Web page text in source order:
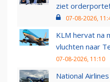
ziet
07-08-2026,
KLM hervat na
vluchten naar
07-08-2026, 11:10
National